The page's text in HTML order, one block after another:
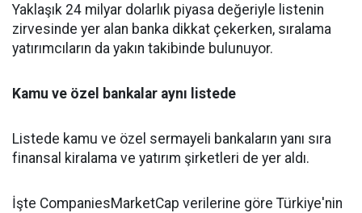
Yaklaşık 24 milyar dolarlık piyasa değeriyle listenin
zirvesinde yer alan banka dikkat çekerken, sıralama
yatırımcıların da yakın takibinde bulunuyor.
Kamu ve özel bankalar aynı listede
Listede kamu ve özel sermayeli bankaların yanı sıra
finansal kiralama ve yatırım şirketleri de yer aldı.
İşte CompaniesMarketCap verilerine göre Türkiye'nin